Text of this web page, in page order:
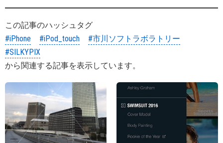
この記事のハッシュタグ
#iPhone
#iPod_touch
#市川ソフトラボラトリー
#SILKYPIX
から関連する記事を表示しています。